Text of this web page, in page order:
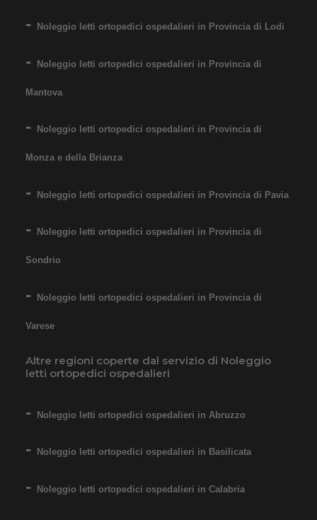
Noleggio letti ortopedici ospedalieri in Provincia di Lodi
Noleggio letti ortopedici ospedalieri in Provincia di
Mantova
Noleggio letti ortopedici ospedalieri in Provincia di
Monza e della Brianza
Noleggio letti ortopedici ospedalieri in Provincia di Pavia
Noleggio letti ortopedici ospedalieri in Provincia di
Sondrio
Noleggio letti ortopedici ospedalieri in Provincia di
Varese
Altre regioni coperte dal servizio di Noleggio
letti ortopedici ospedalieri
Noleggio letti ortopedici ospedalieri in Abruzzo
Noleggio letti ortopedici ospedalieri in Basilicata
Noleggio letti ortopedici ospedalieri in Calabria